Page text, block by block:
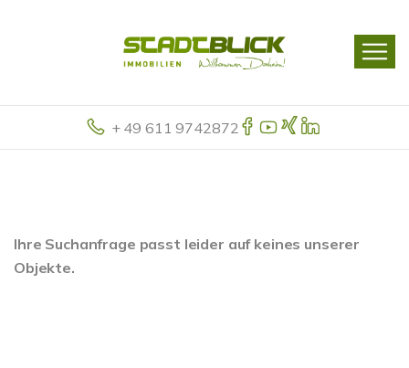
+ 49 611 9742872
Ihre Suchanfrage passt leider auf keines unserer
Objekte.